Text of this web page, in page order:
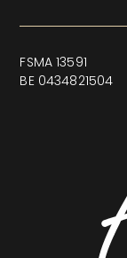
FSMA 13591
BE 0434821504